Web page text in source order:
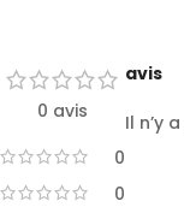
0 avis
0
0
avis
Il n’y